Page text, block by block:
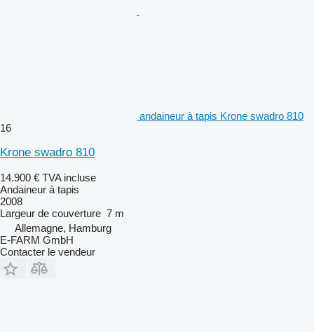
andaineur à tapis Krone swadro 810
16
Krone swadro 810
14.900 € TVA incluse
Andaineur à tapis
2008
Largeur de couverture 7 m
Allemagne, Hamburg
E-FARM GmbH
Contacter le vendeur